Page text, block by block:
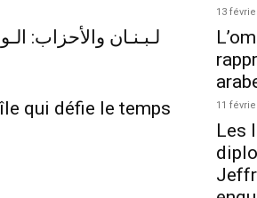
لـبـنـان والأحزاب:
qui défie le temps
13
11
Les